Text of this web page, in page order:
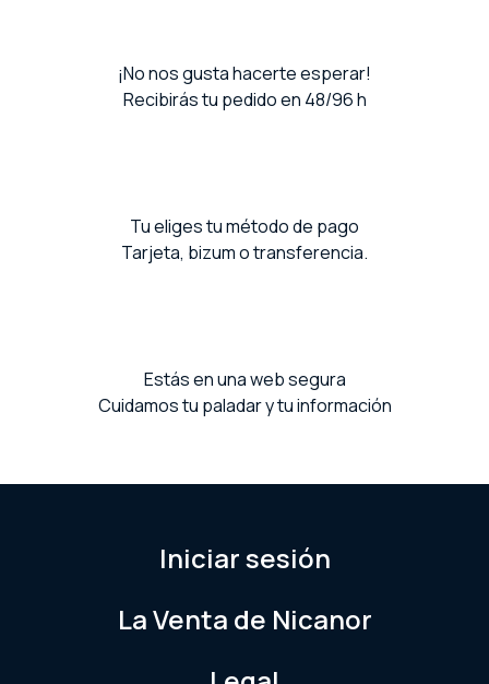
¡No nos gusta hacerte esperar!
Recibirás tu pedido en 48/96 h
Tu eliges tu método de pago
Tarjeta, bizum o transferencia.
Estás en una web segura
Cuidamos tu paladar y tu información
Iniciar sesión
La Venta de Nicanor